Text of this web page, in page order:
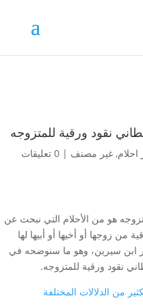
نقود ورقية للمتزوجه
احلام, غير مصنف | 0 تعليقات
هو من الأحلام التي نبحث عن
زوجها أو أخيها أو أبيها لها
ابن سيرين، وهو ما سنوضحه في
نقود ورقية للمتزوجه.
من الدلالات المختلفة